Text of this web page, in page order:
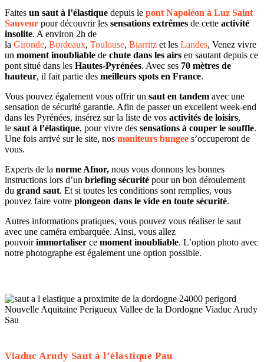
Faites un saut à l’élastique depuis le pont Napoléon à Luz Saint
Sauveur pour découvrir les sensations extrêmes de cette activité
insolite. A environ 2h de
la Gironde, Bordeaux, Toulouse, Biarritz et les Landes, Venez vivre
un moment inoubliable de chute dans les airs en sautant depuis ce
pont situé dans les Hautes-Pyrénées. Avec ses 70 mètres de
hauteur, il fait partie des meilleurs spots en France.
Vous pouvez également vous offrir un saut en tandem avec une
sensation de sécurité garantie. Afin de passer un excellent week-end
dans les Pyrénées, insérez sur la liste de vos activités de loisirs,
le saut à l’élastique, pour vivre des sensations à couper le souffle.
Une fois arrivé sur le site, nos moniteurs bungee s’occuperont de
vous.
Experts de la norme Afnor, nous vous donnons les bonnes
instructions lors d’un briefing sécurité pour un bon déroulement
du grand saut. Et si toutes les conditions sont remplies, vous
pouvez faire votre plongeon dans le vide en toute sécurité.
Autres informations pratiques, vous pouvez vous réaliser le saut
avec une caméra embarquée. Ainsi, vous allez
pouvoirimmortaliser ce moment inoubliable. L’option photo avec
notre photographe est également une option possible.
Viaduc Arudy Saut à l’élastique Pau